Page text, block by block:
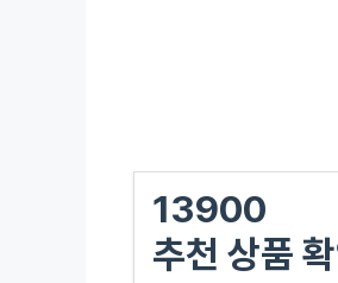
13900
추천 상품